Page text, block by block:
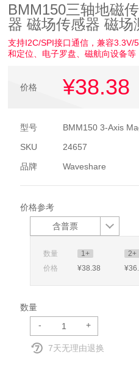
BMM150三轴地磁
器 磁场传感器 磁场
支持I2C/SPI接口通信，兼容3.3V/
和定位、电子罗盘、磁航向设备等
价格 ¥38.38
型号
BMM150 3-Axis
SKU
24657
品牌
Waveshare
价格参考
含普票
数量 1+ 2+
价格
¥38.38 ¥36
数量
-
+
7天无理由退换